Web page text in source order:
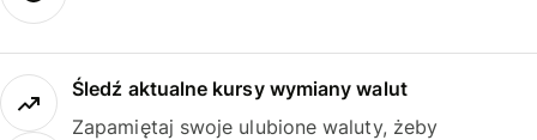
Śledź aktualne kursy wymiany walut
Zapamiętaj swoje ulubione waluty, żeby